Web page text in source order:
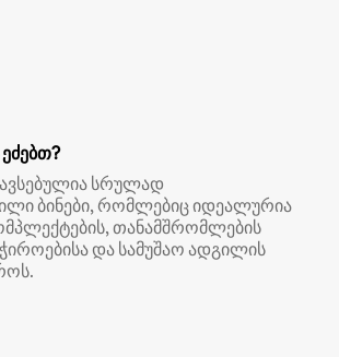
სრულად
ბინები, რომლებიც იდეალურია
თანამშრომლების
და სამუშაო ადგილის